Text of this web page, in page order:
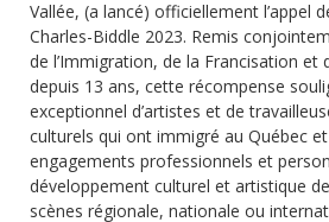
Vallée, (a lancé) officiellement l’appel
Charles-Biddle 2023. Remis
de l’Immigration, de la Francisation et
depuis 13 ans, cette récompense
exceptionnel d’artistes et de
culturels qui ont immigré au Québec
engagements professionnels et
développement culturel et artistique
scènes régionale, nationale ou